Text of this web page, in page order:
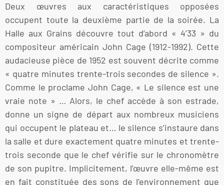
Deux œuvres aux caractéristiques opposées
occupent toute la deuxième partie de la soirée. La
Halle aux Grains découvre tout d’abord « 4’33 » du
compositeur américain John Cage (1912-1992). Cette
audacieuse pièce de 1952 est souvent décrite comme
« quatre minutes trente-trois secondes de silence ».
Comme le proclame John Cage, « Le silence est une
vraie note » … Alors, le chef accède à son estrade,
donne un signe de départ aux nombreux musiciens
qui occupent le plateau et… le silence s’instaure dans
la salle et dure exactement quatre minutes et trente-
trois seconde que le chef vérifie sur le chronomètre
de son pupitre. Implicitement, l’œuvre elle-même est
en fait constituée des sons de l’environnement que